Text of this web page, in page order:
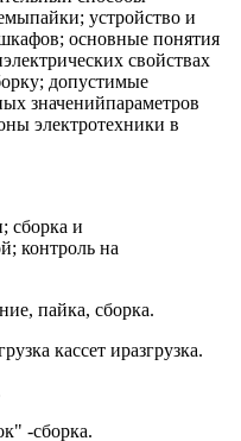
устройство и
основные понятия
свойствах
допустимые
значенийпараметров
электротехники в
сборка и
контроль на
пайка, сборка.
кассет иразгрузка.
-сборка.